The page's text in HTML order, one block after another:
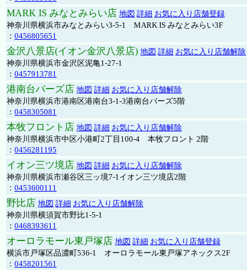
MARK IS みなとみらい店 地図 詳細 お気に入り店舗登録
神奈川県横浜市みなとみらい3-5-1 MARK IS みなとみらい3F
： 0456805651
金沢八景店(イオン金沢八景店) 地図 詳細 お気に入り店舗解除
神奈川県横浜市金沢区泥亀1-27-1
： 0457913781
港南台バーズ店 地図 詳細 お気に入り店舗解除
神奈川県横浜市港南区港南台3-1-3港南台バーズ5階
： 0458305081
本牧フロント店 地図 詳細 お気に入り店舗解除
神奈川県横浜市中区小港町2丁目100-4 本牧フロント 2階
： 0456281195
イオン三ツ境店 地図 詳細 お気に入り店舗解除
神奈川県横浜市瀬谷区三ッ境7-1イオン三ツ境店2階
： 0453600111
野比店 地図 詳細 お気に入り店舗解除
神奈川県横須賀市野比1-5-1
： 0468393611
オーロラモール東戸塚店 地図 詳細 お気に入り店舗登録
横浜市戸塚区品濃町536-1 オーロラモール東戸塚アネックス2F
： 0458201561